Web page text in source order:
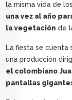
la misma vida de
una vez al año
la vegetación de
La fiesta se cuenta
una producción
el colombiano
pantallas